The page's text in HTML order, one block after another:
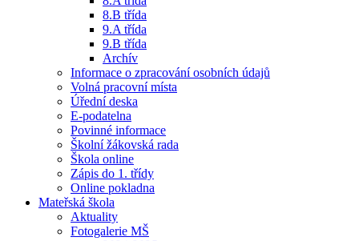
8.B třída
9.A třída
9.B třída
Archív
Informace o zpracování osobních údajů
Volná pracovní místa
Úřední deska
E-podatelna
Povinné informace
Školní žákovská rada
Škola online
Zápis do 1. třídy
Online pokladna
Mateřská škola
Aktuality
Fotogalerie MŠ